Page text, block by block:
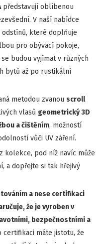
představují oblíbenou
V naší nabídce
které doplňuje
pro obývací pokoje,
budou vyjímat v různých
bytů až po rustikální
metodou zvanou scroll
vlasů geometrický 3D
a čištěním, možností
vůči UV záření.
kolekce, pod níž navíc může
a dopřejte si tak hřejivý
a nese certifikaci
že je vyroben v
bezpečnostními a
certifikaci máte jistotu, že